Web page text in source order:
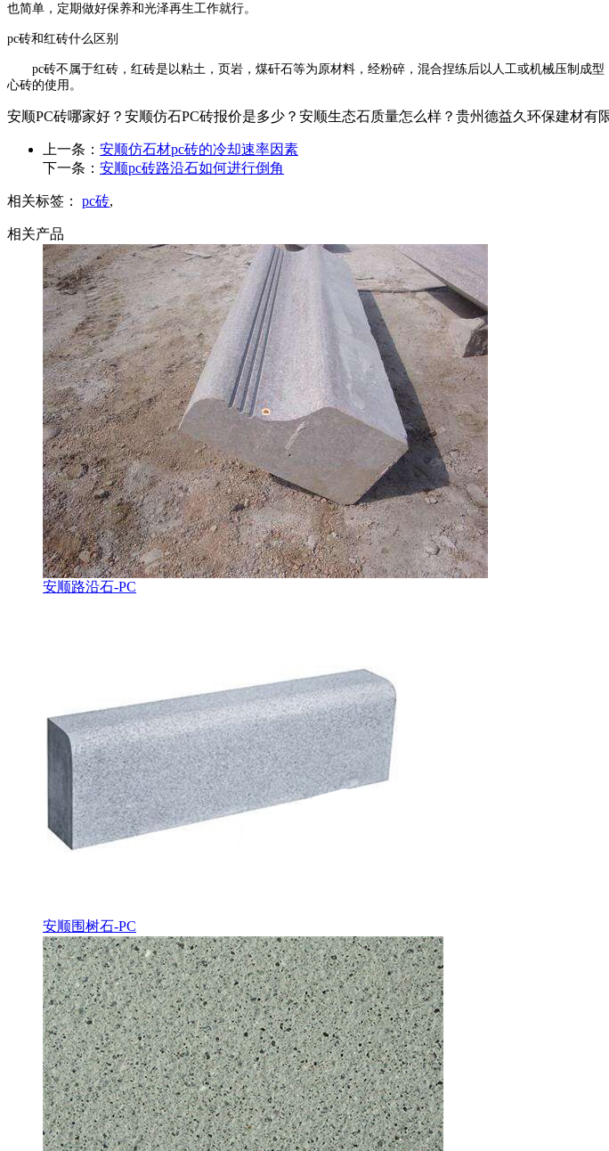
也简单，定期做好保养和光泽再生工作就行。
pc砖和红砖什么区别
pc砖不属于红砖，红砖是以粘土，页岩，煤矸石等为原材料，经粉碎，混合捏练后以人工或机械压制成
心砖的使用。
安顺PC砖哪家好？安顺仿石PC砖报价是多少？安顺生态石质量怎么样？贵州德益久环保建材有
上一条： 安顺仿石材pc砖的冷却速率因素
下一条： 安顺pc砖路沿石如何进行倒角
相关标签： pc砖,
相关产品
安顺路沿石-PC
安顺围树石-PC